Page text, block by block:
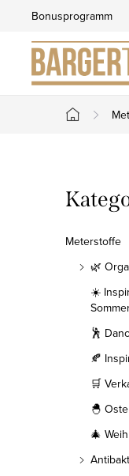
springen
Bonusprogramm
Startseite
e
i
Kategorien
überspringen
Meterstoffe
🌿
☀️
🕺
🍂
🛒
🐣
🎄